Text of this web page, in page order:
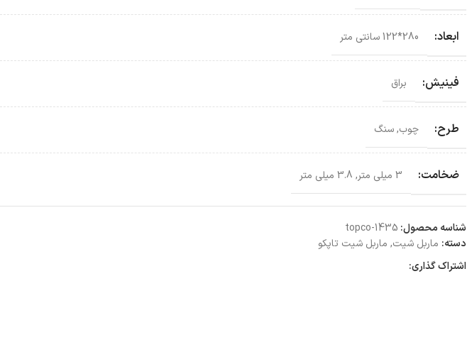
ابعاد: 280*122 سانتی‌ متر
فینیش: براق
طرح: چوب,سنگ
ضخامت: 3 میلی متر , 3.8 میلی متر
شناسه محصول: topco-1435
دسته: ماربل شیت, ماربل شیت تاپکو
اشتراک گذاری: